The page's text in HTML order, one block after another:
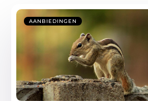
AANBIEDINGEN